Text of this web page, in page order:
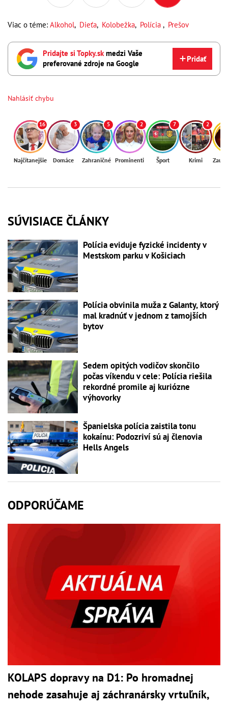
Viac o téme: Alkohol, Dieťa, Kolobežka, Polícia , Prešov
Pridajte si Topky.skmedzi Vaše
preferované zdroje na Google
Pridať
Nahlásiť chybu
16
Najčítanejšie
3
Domáce
5
Zahraničné
2
Prominenti
7
Šport
2
Krimi
SÚVISIACE ČLÁNKY
Polícia eviduje fyzické incidenty v
Mestskom parku v Košiciach
Polícia obvinila muža z Galanty, ktorý
mal kradnúť v jednom z tamojších
bytov
Sedem opitých vodičov skončilo
počas víkendu v cele: Polícia riešila
rekordné promile aj kuriózne
výhovorky
Španielska polícia zaistila tonu
kokaínu: Podozriví sú aj členovia
Hells Angels
ODPORÚČAME
KOLAPS dopravy na D1: Po hromadnej
nehode zasahuje aj záchranársky vrtuľník,